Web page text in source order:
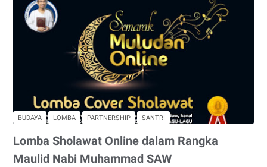
Kompetisi
Film
Pendek
Sundance
Film
Festival:
Asia
2021
BUDAYA LOMBA PARTNERSHIP SANTRI
Lomba Sholawat Online dalam Rangka
Maulid Nabi Muhammad SAW